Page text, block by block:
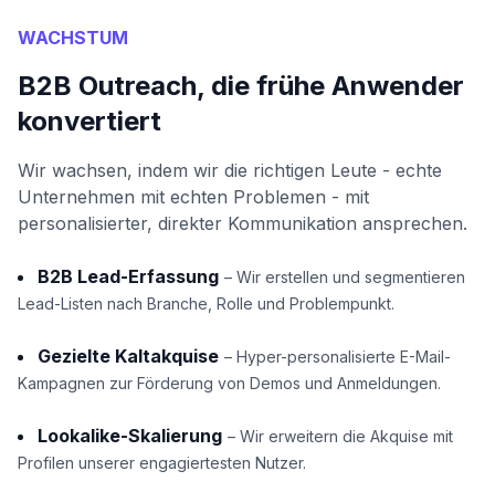
WACHSTUM
B2B Outreach, die frühe Anwender
konvertiert
Wir wachsen, indem wir die richtigen Leute - echte
Unternehmen mit echten Problemen - mit
personalisierter, direkter Kommunikation ansprechen.
B2B Lead-Erfassung – Wir erstellen und segmentieren
Lead-Listen nach Branche, Rolle und Problempunkt.
Gezielte Kaltakquise – Hyper-personalisierte E-Mail-
Kampagnen zur Förderung von Demos und Anmeldungen.
Lookalike-Skalierung – Wir erweitern die Akquise mit
Profilen unserer engagiertesten Nutzer.